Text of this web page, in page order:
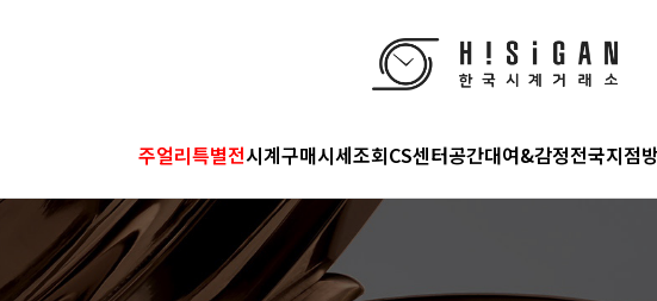
주얼리특별전시계구매시세조회CS센터공간대여&감정전국지점